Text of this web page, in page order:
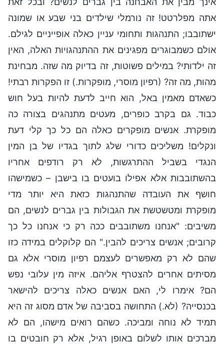
אתה מפלרטט! זה נורמלי שילדים בני שבע או שמונה
ישתובבו; התנהגות ותחומי עניין כאלה אופייניים לגילם.
אולם כשמבוגרים מפגינים את ההתנהגויות האלה, האין
זה ילדותי? במילים פשוטות, זה בדיוק מה שזה. מבחינת
מהות, מה זה? (רפיון מוסרי, מופקרות.) זו הפקרות רבתי!
כשאדם מאמין באל, הוא חייב לדעת להיות בעל חוש
כבוד. גם בקרב כופרים, מעטים מתנהגים בצורה כה
מופקרת. אנשים מופקרים כאלה הם כל כך קלי דעת
ונקלים! משליכים כדורי שלג לתוך בגדיו של בן המין
הנגדי בשביל ההתרגשות, לא רק רודפים אחריו
בהשתובבות אלא אפילו בועטים בו בישבן – כשמישהו
חושף את העובדה שהתנהגות כזאת היא יותר מדי
מופקרת ומטשטשת את הגבולות בין גברים לנשים, הם
משיבים: "אנחנו משתובבים ככה רק כי אנחנו כל כך
קרובים; אנשים צריכים להבין." הם קלוקלים במידה כזו
שהם לא רק מאפשרים לעצמם רפיון מוסרי אלא גם
מסיתים אחרים להצטרף אליהם. איזה מין עלובי נפש
הם? אימרו לי, האם אנשים כאלה צריכים להישאר
בכנסייה? (לא.) התחושה בסביבה של אדם מסוג זה היא
תמיד לא נוחה ומביכה. כשהם רואים מישהו, הם לא
מברכים אותו לשלום באופן רגיל, אלא רק חובטים בו